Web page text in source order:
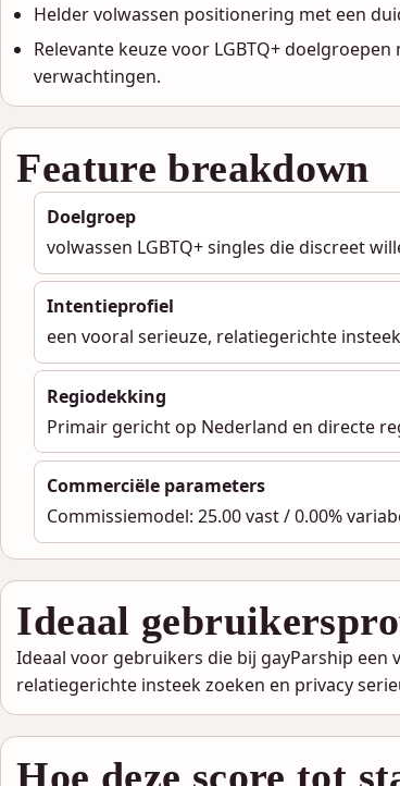
Helder volwassen positionering met een
Relevante keuze voor LGBTQ+ doelgroepen
verwachtingen.
Feature breakdown
Doelgroep
volwassen LGBTQ+ singles die discreet
Intentieprofiel
een vooral serieuze, relatiegerichte insteek
Regiodekking
Primair gericht op Nederland en directe
Commerciële parameters
Commissiemodel: 25.00 vast / 0.00%
Ideaal
Ideaal voor gebruikers die bij gayParship een
relatiegerichte insteek zoeken en privacy
Hoe deze score tot